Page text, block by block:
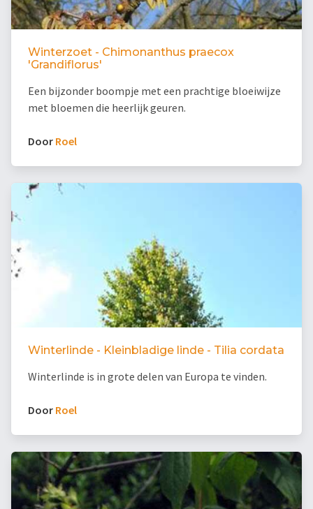
Winterzoet - Chimonanthus praecox
'Grandiflorus'
Een bijzonder boompje met een prachtige bloeiwijze
met bloemen die heerlijk geuren.
Door Roel
Winterlinde - Kleinbladige linde - Tilia cordata
Winterlinde is in grote delen van Europa te vinden.
Door Roel